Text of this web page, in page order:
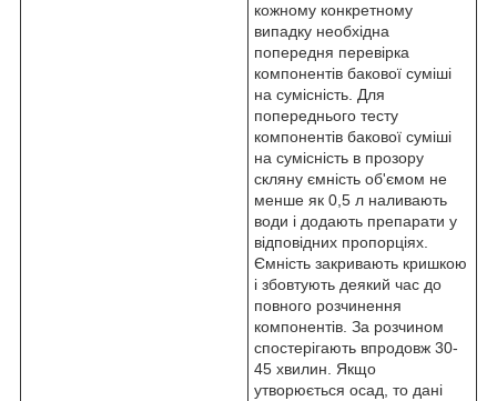
кожному конкретному
випадку необхідна
попередня перевірка
компонентів бакової суміші
на сумісність. Для
попереднього тесту
компонентів бакової суміші
на сумісність в прозору
скляну ємність об'ємом не
менше як 0,5 л наливають
води і додають препарати у
відповідних пропорціях.
Ємність закривають кришкою
і збовтують деякий час до
повного розчинення
компонентів. За розчином
спостерігають впродовж 30-
45 хвилин. Якщо
утворюється осад, то дані